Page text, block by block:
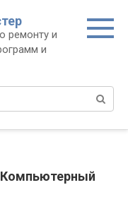
ремонту и
и
Компьютерный